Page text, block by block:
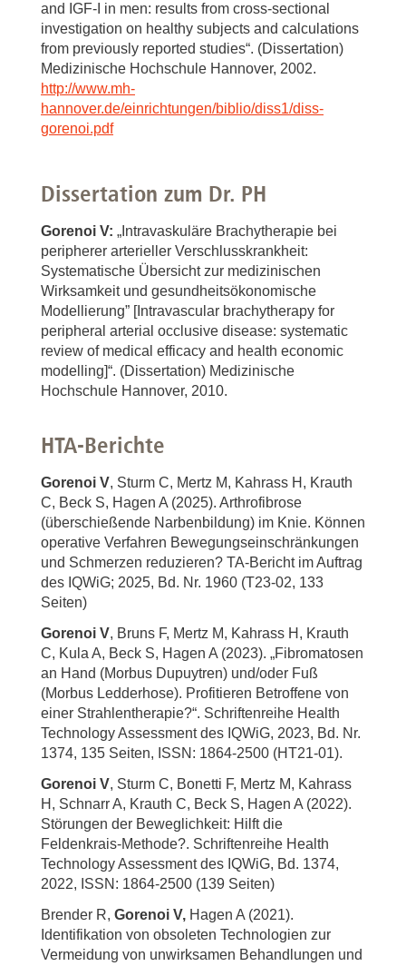
and IGF-I in men: results from cross-sectional
investigation on healthy subjects and calculations
from previously reported studies“. (Dissertation)
Medizinische Hochschule Hannover, 2002.
http://www.mh-
hannover.de/einrichtungen/biblio/diss1/diss-
gorenoi.pdf
Dissertation zum Dr. PH
Gorenoi V: „Intravaskuläre Brachytherapie bei
peripherer arterieller Verschlusskrankheit:
Systematische Übersicht zur medizinischen
Wirksamkeit und gesundheitsökonomische
Modellierung” [Intravascular brachytherapy for
peripheral arterial occlusive disease: systematic
review of medical efficacy and health economic
modelling]“. (Dissertation) Medizinische
Hochschule Hannover, 2010.
HTA-Berichte
Gorenoi V, Sturm C, Mertz M, Kahrass H, Krauth
C, Beck S, Hagen A (2025). Arthrofibrose
(überschießende Narbenbildung) im Knie. Können
operative Verfahren Bewegungseinschränkungen
und Schmerzen reduzieren? TA-Bericht im Auftrag
des IQWiG; 2025, Bd. Nr. 1960 (T23-02, 133
Seiten)
Gorenoi V, Bruns F, Mertz M, Kahrass H, Krauth
C, Kula A, Beck S, Hagen A (2023). „Fibromatosen
an Hand (Morbus Dupuytren) und/oder Fuß
(Morbus Ledderhose). Profitieren Betroffene von
einer Strahlentherapie?“. Schriftenreihe Health
Technology Assessment des IQWiG, 2023, Bd. Nr.
1374, 135 Seiten, ISSN: 1864-2500 (HT21-01).
Gorenoi V, Sturm C, Bonetti F, Mertz M, Kahrass
H, Schnarr A, Krauth C, Beck S, Hagen A (2022).
Störungen der Beweglichkeit: Hilft die
Feldenkrais-Methode?. Schriftenreihe Health
Technology Assessment des IQWiG, Bd. 1374,
2022, ISSN: 1864-2500 (139 Seiten)
Brender R, Gorenoi V, Hagen A (2021).
Identifikation von obsoleten Technologien zur
Vermeidung von unwirksamen Behandlungen und